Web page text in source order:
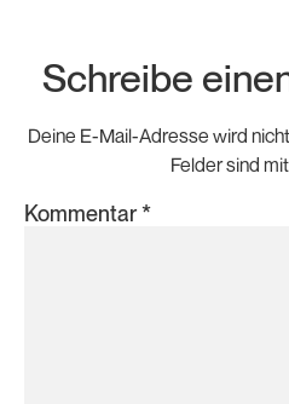
Schreibe
Deine E-Mail-Adresse wird
Felder sind mit
Kommentar*